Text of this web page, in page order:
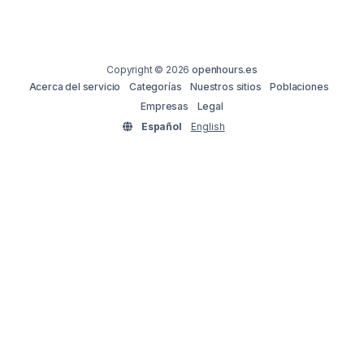
Copyright © 2026openhours.es
Acerca del servicio
Categorías Nuestros sitios
Poblaciones
Empresas
Legal
Español
English